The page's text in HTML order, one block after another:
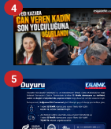
4
5